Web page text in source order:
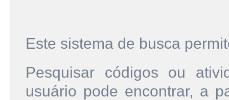
Este sistema de busca
Pesquisar códigos ou
usuário pode encontrar, a